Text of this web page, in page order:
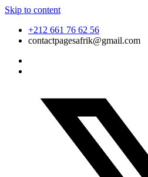
Skip to content
+212 661 76 62 56
contactpagesafrik@gmail.com